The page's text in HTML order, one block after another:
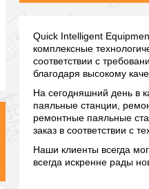
Quick Intelligent
комплексные
соответствии с
благодаря высокому
На сегодняшний день в
паяльные станции,
ремонтные паяльные
заказ в соответствии с
Наши клиенты всегда
всегда искренне рады